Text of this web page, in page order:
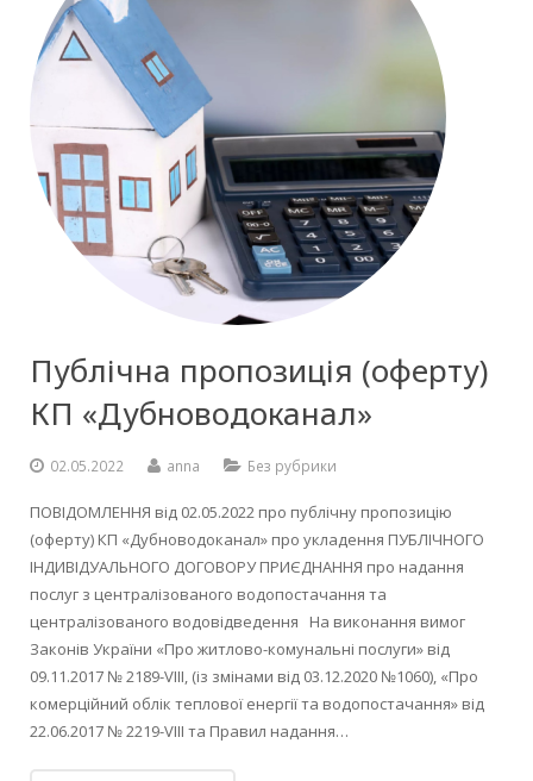
Публічна пропозиція (оферту)
КП «Дубноводоканал»
02.05.2022 anna Без рубрики
ПОВІДОМЛЕННЯ від 02.05.2022 про публічну пропозицію
(оферту) КП «Дубноводоканал» про укладення ПУБЛІЧНОГО
ІНДИВІДУАЛЬНОГО ДОГОВОРУ ПРИЄДНАННЯ про надання
послуг з централізованого водопостачання та
централізованого водовідведення На виконання вимог
Законів України «Про житлово-комунальні послуги» від
09.11.2017 № 2189-VIII, (із змінами від 03.12.2020 №1060), «Про
комерційний облік теплової енергії та водопостачання» від
22.06.2017 № 2219-VIІІ та Правил надання…